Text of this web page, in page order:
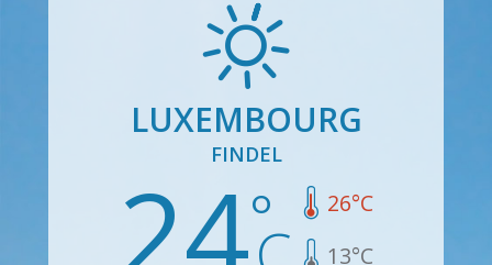
LUXEMBOURG
FINDEL
24 26°C
13°C